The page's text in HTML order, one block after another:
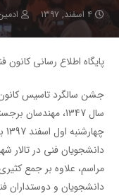
۴ اسفند, ۱۳۹۷
پایگاه اطلاع رسانی کانون
جشن سالگرد تاسیس
سال 1347،
دانشجویان فنی در تالار
مراسم، علاوه بر جمع
دانشجویان و